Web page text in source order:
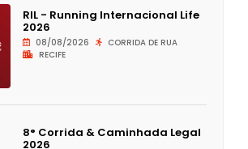
RIL - Running Internacional Life
2026
08/08/2026
CORRIDA DE RUA
RECIFE
8° Corrida & Caminhada Legal
2026